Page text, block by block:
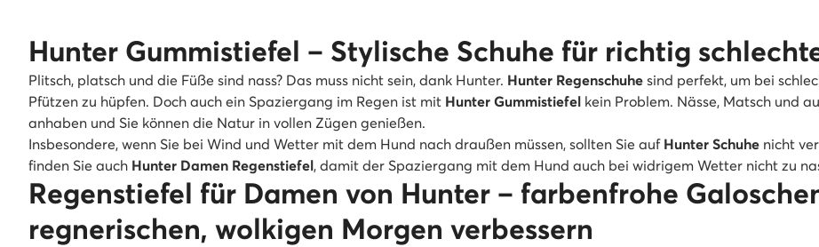
Hunter Gummistiefel – Stylische Schuhe für richtig
Plitsch, platsch und die Füße sind nass? Das muss nicht sein, dank Hunter. Hunter Regenschuhe sind perfekt, um bei
Pfützen zu hüpfen. Doch auch ein Spaziergang im Regen ist mit Hunter Gummistiefel kein Problem. Nässe, Matsch und
anhaben und Sie können die Natur in vollen Zügen genießen.
Insbesondere, wenn Sie bei Wind und Wetter mit dem Hund nach draußen müssen, sollten Sie auf Hunter Schuhe nicht
finden Sie auch Hunter Damen Regenstiefel, damit der Spaziergang mit dem Hund auch bei widrigem Wetter nicht zu
Regenstiefel für Damen von Hunter – farbenfrohe
regnerischen, wolkigen Morgen verbessern